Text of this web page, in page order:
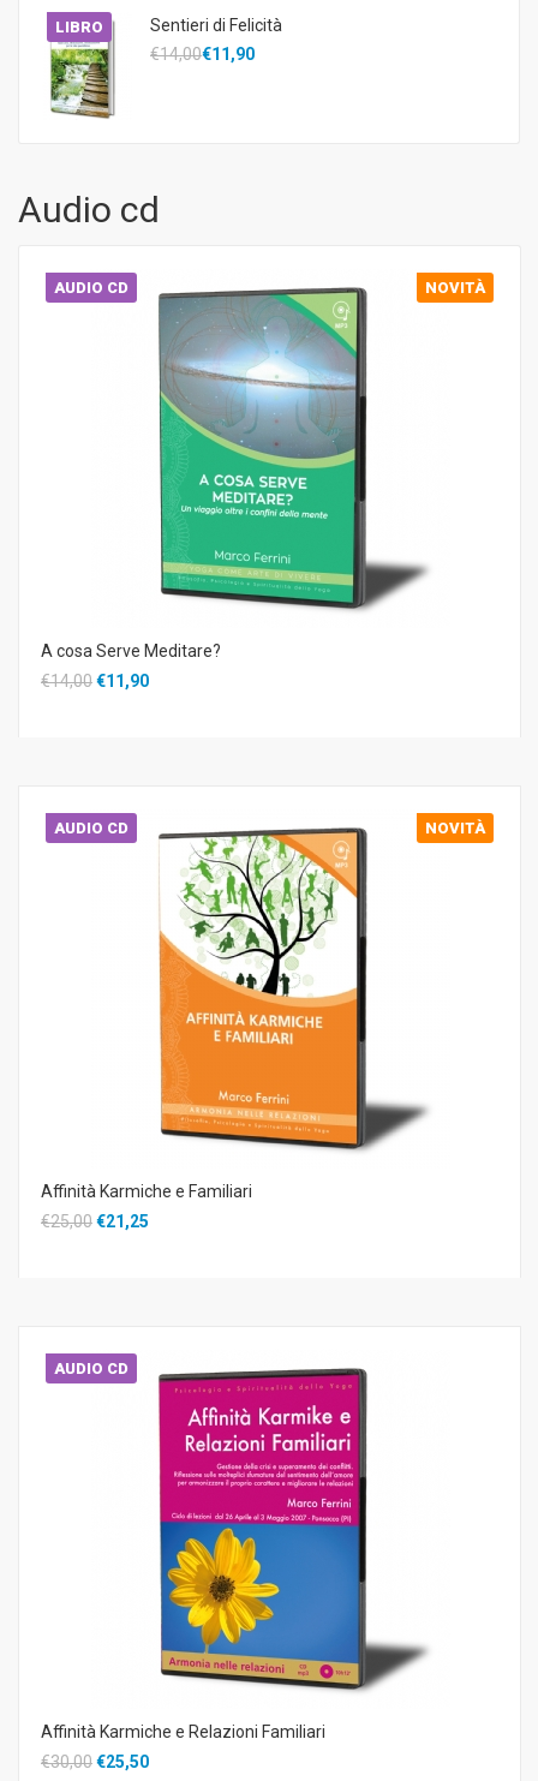
LIBRO
Sentieri di Felicità
€14,00€11,90
Audio cd
AUDIO CD NOVITÀ
A cosa Serve Meditare?
€14,00€11,90
AUDIO CD NOVITÀ
Affinità Karmiche e Familiari
€25,00€21,25
AUDIO CD
Affinità Karmiche e Relazioni Familiari
€30,00€25,50